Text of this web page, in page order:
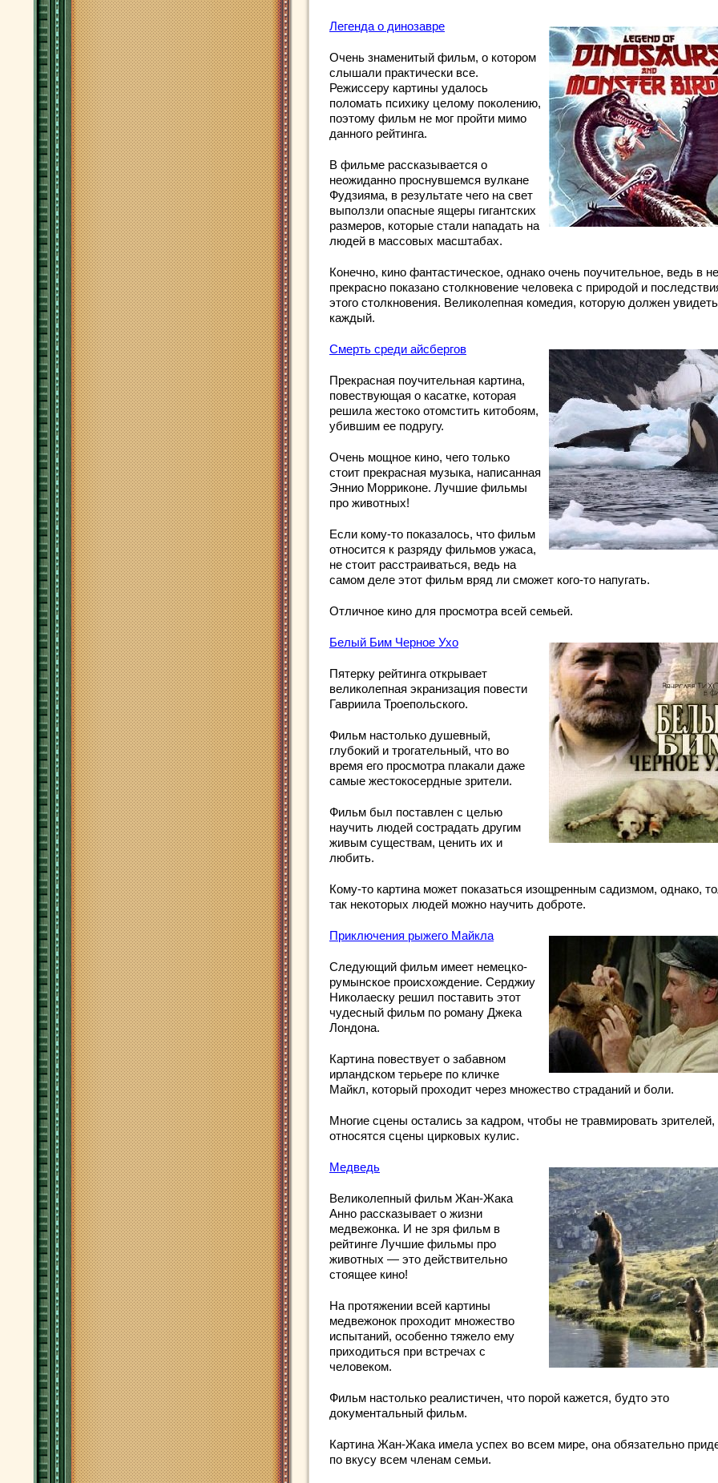
Легенда о динозавре
Очень знаменитый фильм, о котором
слышали практически все.
Режиссеру картины удалось
поломать психику целому поколению,
поэтому фильм не мог пройти мимо
данного рейтинга.
В фильме рассказывается о
неожиданно проснувшемся вулкане
Фудзияма, в результате чего на свет
выползли опасные ящеры гигантских
размеров, которые стали нападать на
людей в массовых масштабах.
Конечно, кино фантастическое, однако очень поучительное, ведь в
прекрасно показано столкновение человека с природой и
этого столкновения. Великолепная комедия, которую должен увидеть
каждый.
Смерть среди айсбергов
Прекрасная поучительная картина,
повествующая о касатке, которая
решила жестоко отомстить китобоям,
убившим ее подругу.
Очень мощное кино, чего только
стоит прекрасная музыка, написанная
Эннио Морриконе. Лучшие фильмы
про животных!
Если кому-то показалось, что фильм
относится к разряду фильмов ужаса,
не стоит расстраиваться, ведь на
самом деле этот фильм вряд ли сможет кого-то напугать.
Отличное кино для просмотра всей семьей.
Белый Бим Черное Ухо
Пятерку рейтинга открывает
великолепная экранизация повести
Гавриила Троепольского.
Фильм настолько душевный,
глубокий и трогательный, что во
время его просмотра плакали даже
самые жестокосердные зрители.
Фильм был поставлен с целью
научить людей сострадать другим
живым существам, ценить их и
любить.
Кому-то картина может показаться изощренным садизмом, однако,
так некоторых людей можно научить доброте.
Приключения рыжего Майкла
Следующий фильм имеет немецко-
румынское происхождение. Серджиу
Николаеску решил поставить этот
чудесный фильм по роману Джека
Лондона.
Картина повествует о забавном
ирландском терьере по кличке
Майкл, который проходит через множество страданий и боли.
Многие сцены остались за кадром, чтобы не травмировать зрителей,
относятся сцены цирковых кулис.
Медведь
Великолепный фильм Жан-Жака
Анно рассказывает о жизни
медвежонка. И не зря фильм в
рейтинге Лучшие фильмы про
животных — это действительно
стоящее кино!
На протяжении всей картины
медвежонок проходит множество
испытаний, особенно тяжело ему
приходиться при встречах с
человеком.
Фильм настолько реалистичен, что порой кажется, будто это
документальный фильм.
Картина Жан-Жака имела успех во всем мире, она обязательно
по вкусу всем членам семьи.